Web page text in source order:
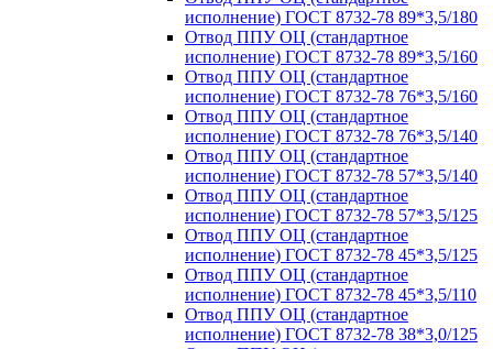
исполнение) ГОСТ 8732-78 89*3,5/180
Отвод ППУ ОЦ (стандартное
исполнение) ГОСТ 8732-78 89*3,5/160
Отвод ППУ ОЦ (стандартное
исполнение) ГОСТ 8732-78 76*3,5/160
Отвод ППУ ОЦ (стандартное
исполнение) ГОСТ 8732-78 76*3,5/140
Отвод ППУ ОЦ (стандартное
исполнение) ГОСТ 8732-78 57*3,5/140
Отвод ППУ ОЦ (стандартное
исполнение) ГОСТ 8732-78 57*3,5/125
Отвод ППУ ОЦ (стандартное
исполнение) ГОСТ 8732-78 45*3,5/125
Отвод ППУ ОЦ (стандартное
исполнение) ГОСТ 8732-78 45*3,5/110
Отвод ППУ ОЦ (стандартное
исполнение) ГОСТ 8732-78 38*3,0/125